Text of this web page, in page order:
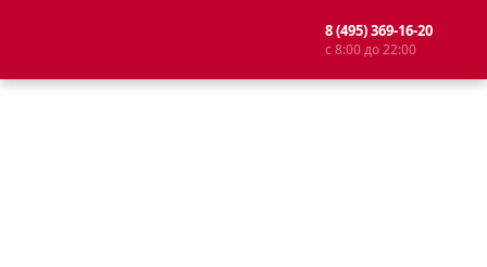
8 (495) 369-16-20
с 8:00 до 22:00